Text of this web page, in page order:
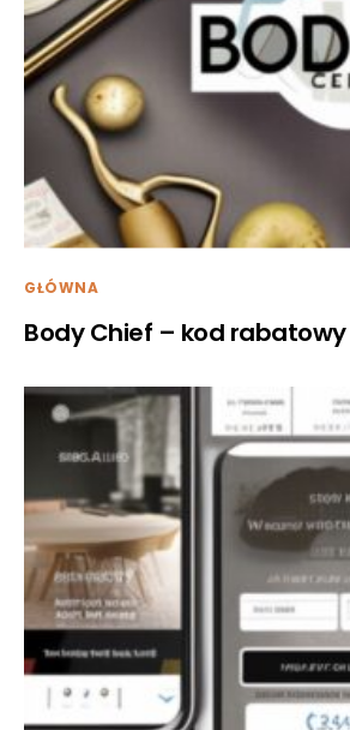
GŁÓWNA
Body Chief – kod rabatowy